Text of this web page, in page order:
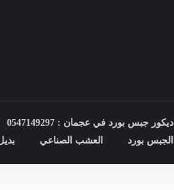
ديكور جبس بورد في عجمان : 0547149297
الجبس بورد
العشب الصناعي